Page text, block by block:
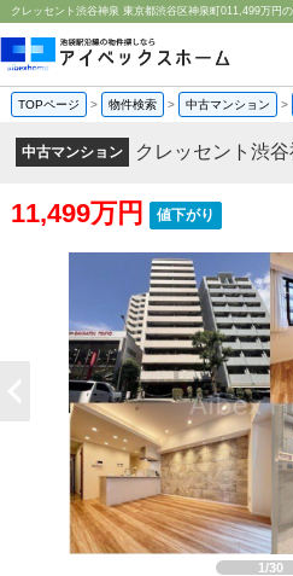
TOPページ > 物件検索 > 中古マンション >
中古マンション クレッセント渋谷
11,499万円 値下がり
1/30